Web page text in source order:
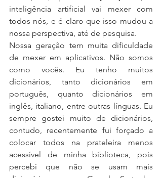
inteligência artificial vai mexer com
todos nós, e é claro que isso mudou a
nossa perspectiva, até de pesquisa.
Nossa geração tem muita dificuldade
de mexer em aplicativos. Não somos
como vocês. Eu tenho muitos
dicionários, tanto dicionários em
português, quanto dicionários em
inglês, italiano, entre outras línguas. Eu
sempre gostei muito de dicionários,
contudo, recentemente fui forçado a
colocar todos na prateleira menos
acessível de minha biblioteca, pois
percebi que não se usam mais